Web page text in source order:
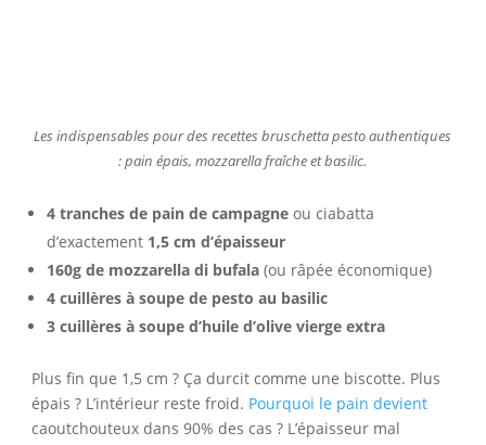
Les indispensables pour des recettes bruschetta pesto authentiques
: pain épais, mozzarella fraîche et basilic.
4 tranches de pain de campagneou ciabatta
d’exactement 1,5 cm d’épaisseur
160g de mozzarella di bufala(ou râpée économique)
4 cuillères à soupe de pesto au basilic
3 cuillères à soupe d’huile d’olive vierge extra
Plus fin que 1,5 cm ? Ça durcit comme une biscotte. Plus
épais ? L’intérieur reste froid. Pourquoi le pain devient
caoutchouteux dans 90% des cas ? L’épaisseur mal